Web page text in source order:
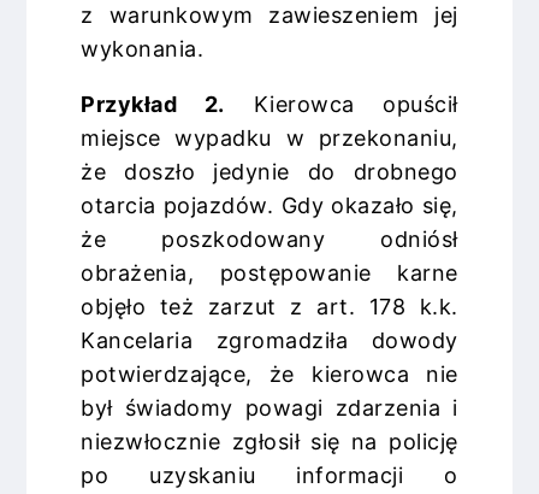
z warunkowym zawieszeniem jej
wykonania.
Przykład 2. Kierowca opuścił
miejsce wypadku w przekonaniu,
że doszło jedynie do drobnego
otarcia pojazdów. Gdy okazało się,
że poszkodowany odniósł
obrażenia, postępowanie karne
objęło też zarzut z art. 178 k.k.
Kancelaria zgromadziła dowody
potwierdzające, że kierowca nie
był świadomy powagi zdarzenia i
niezwłocznie zgłosił się na policję
po uzyskaniu informacji o